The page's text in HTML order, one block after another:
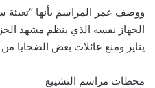
ووصف عمر المراسم بأنها “تعبئة
الجهاز نفسه الذي ينظم مشهد
يناير ومنع عائلات بعض الضحايا
محطات مراسم التشييع